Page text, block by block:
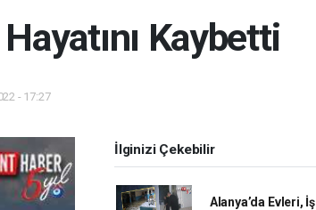
Kaybetti
- 17:27
İlginizi Çekebilir
Alanya’da Evleri,